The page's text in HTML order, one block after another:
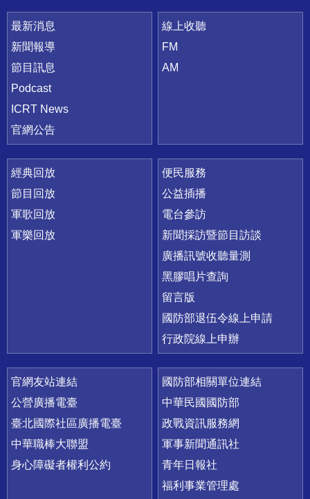
最新消息
新聞報導
節目訊息
Podcast
ICRT News
官網公告
線上收聽
FM
AM
經典回放
節目回放
軍歌回放
軍樂回放
便民服務
公益插播
電台參訪
新聞採訪暨節目訪談
廣播訊號收聽量測
黑膠唱片查詢
留言版
國防部退伍令線上申請
行政院線上申辦
官網友站連結
公營廣播電臺
臺北國際社區廣播電臺
中華職棒大聯盟
身心障礙者權利公約
國防部相關單位連結
中華民國國防部
政戰資訊服務網
軍事新聞通訊社
青年日報社
福利事業管理處